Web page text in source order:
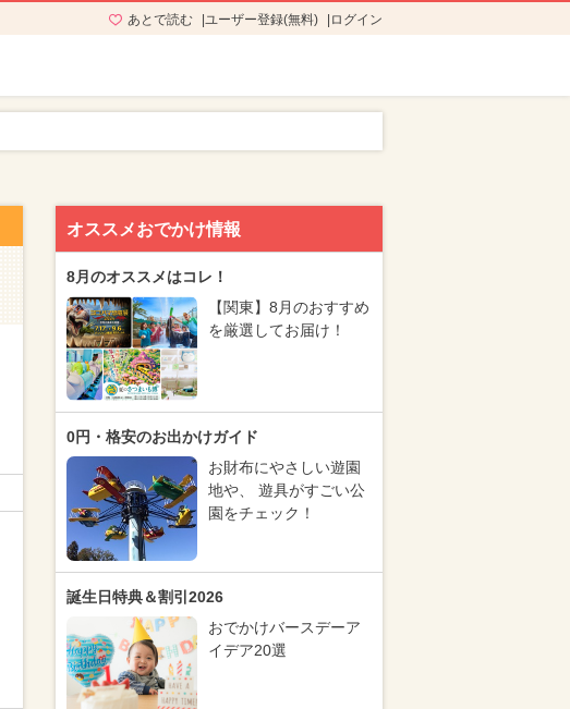
あとで読む ユーザー登録(無料) ログイン
オススメおでかけ情報
8月のオススメはコレ！
【関東】8月のおすすめ
を厳選してお届け！
0円・格安のお出かけガイド
お財布にやさしい遊園
地や、 遊具がすごい公
園をチェック！
誕生日特典＆割引2026
おでかけバースデーア
イデア20選